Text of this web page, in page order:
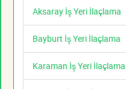
Aksaray İş Yeri İlaçlama
Bayburt İş Yeri İlaçlama
Karaman İş Yeri İlaçlama